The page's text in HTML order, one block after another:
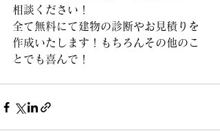
相談ください！
全て無料にて建物の診断やお見積りを
作成いたします！もちろんその他のこ
とでも喜んで！